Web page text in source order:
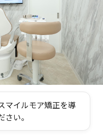
マイルモア矯正を導
い。